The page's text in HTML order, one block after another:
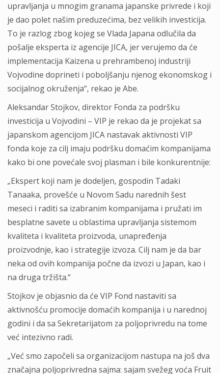
upravljanja u mnogim granama japanske privrede i koji
je dao polet našim preduzećima, bez velikih investicija.
To je razlog zbog kojeg se Vlada Japana odlučila da
pošalje eksperta iz agencije JICA, jer verujemo da će
implementacija Kaizena u prehrambenoj industriji
Vojvodine doprineti i poboljšanju njenog ekonomskog i
socijalnog okruženja“, rekao je Abe.
Aleksandar Stojkov, direktor Fonda za podršku
investicija u Vojvodini – VIP je rekao da je projekat sa
japanskom agencijom JICA nastavak aktivnosti VIP
fonda koje za cilj imaju podršku domaćim kompanijama
kako bi one povećale svoj plasman i bile konkurentnije:
„Ekspert koji nam je dodeljen, gospodin Tadaki
Tanaaka, provešće u Novom Sadu narednih šest
meseci i raditi sa izabranim kompanijama i pružati im
besplatne savete u oblastima upravljanja sistemom
kvaliteta i kvaliteta proizvoda, unapređenja
proizvodnje, kao i strategije izvoza. Cilj nam je da bar
neka od ovih kompanija počne da izvozi u Japan, kao i
na druga tržišta.“
Stojkov je objasnio da će VIP Fond nastaviti sa
aktivnošću promocije domaćih kompanija i u narednoj
godini i da sa Sekretarijatom za poljoprivredu na tome
već intezivno radi.
„Već smo započeli sa organizacijom nastupa na još dva
značajna poljoprivredna sajma: sajam svežeg voća Fruit